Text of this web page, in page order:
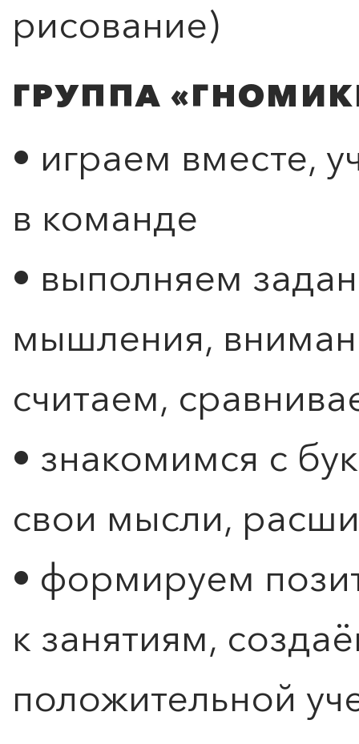
рисование)
ГРУППА
• играем вместе,
в команде
• выполняем
мышления,
считаем,
• знакомимся с
свои мысли,
• формируем
к занятиям,
положительной